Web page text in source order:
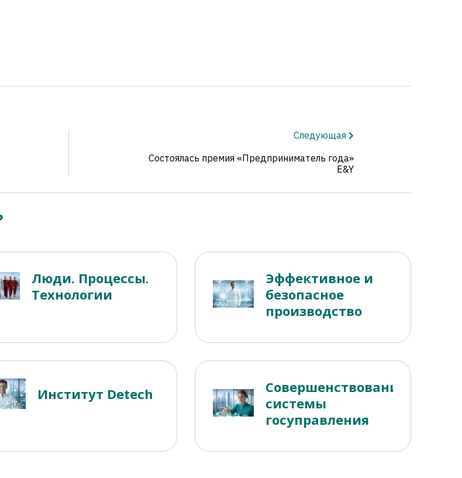
Следующая
Состоялась премия «Предприниматель года»
E&Y
Люди. Процессы.
Технологии
Эффективное и
безопасное
производство
Институт Detech
Совершенствование
системы
госуправления